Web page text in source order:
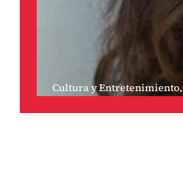
Cultura y Entretenimiento,